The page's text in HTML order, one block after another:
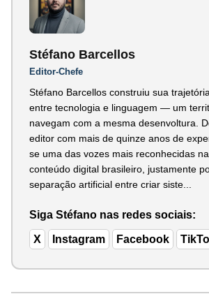
Stéfano Barcellos
Editor-Chefe
Stéfano Barcellos construiu sua
entre tecnologia e linguagem — um
navegam com a mesma desenvoltura.
editor com mais de quinze anos de
se uma das vozes mais reconhecidas
conteúdo digital brasileiro, justamente
separação artificial entre criar siste...
Siga Stéfano nas redes sociais:
X Instagram Facebook